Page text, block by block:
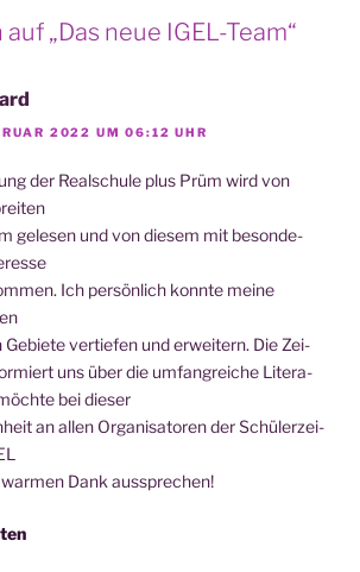
„Das neue IGEL-Team“
2022 UM 06:12 UHR
der Real­schu­le plus Prüm wird von
gele­sen und von die­sem mit beson­de­
Ich per­sön­lich konn­te mei­ne
Gebie­te ver­tie­fen und erwei­tern. Die Zei­
uns über die umfang­rei­che Lite­ra­
bei dieser
an allen Orga­ni­sa­to­ren der Schü­ler­zei­
Dank aussprechen!